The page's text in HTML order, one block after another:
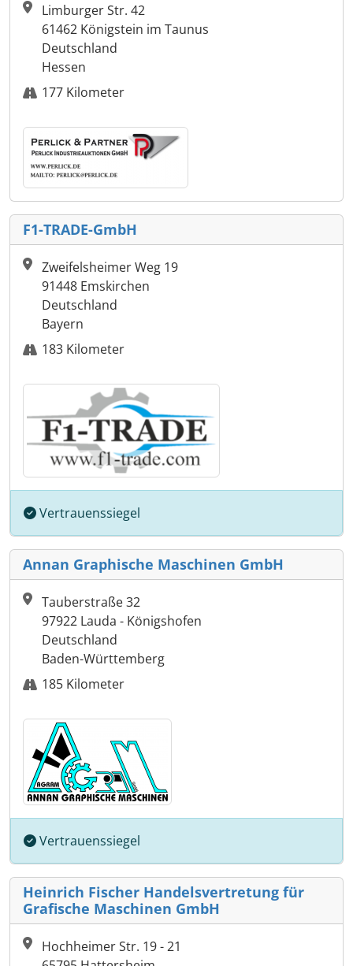
Limburger Str. 42
61462 Königstein im Taunus
Deutschland
Hessen
177 Kilometer
F1-TRADE-GmbH
Zweifelsheimer Weg 19
91448 Emskirchen
Deutschland
Bayern
183 Kilometer
Vertrauenssiegel
Annan Graphische Maschinen GmbH
Tauberstraße 32
97922 Lauda - Königshofen
Deutschland
Baden-Württemberg
185 Kilometer
Vertrauenssiegel
Heinrich Fischer Handelsvertretung für
Grafische Maschinen GmbH
Hochheimer Str. 19 - 21